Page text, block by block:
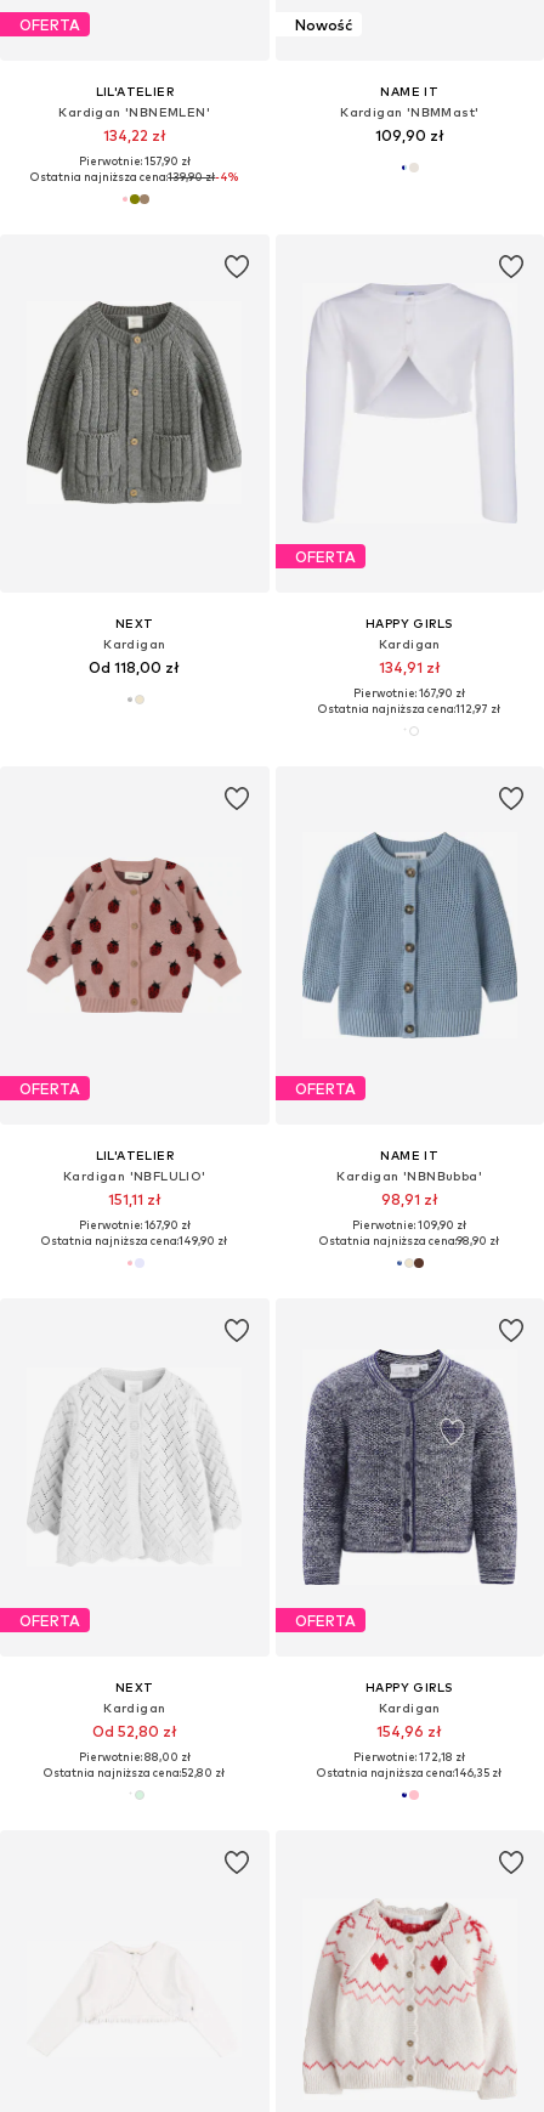
OFERTA
LIL'ATELIER
Kardigan 'NBNEMLEN'
134,22 zł
Pierwotnie: 157,90 zł
Ostatnia najniższa cena:139,90 zł-4%
Nowość
NAME IT
Kardigan 'NBMMast'
109,90 zł
NEXT
Kardigan
Od 118,00 zł
OFERTA
HAPPY GIRLS
Kardigan
134,91 zł
Pierwotnie: 167,90 zł
Ostatnia najniższa cena:112,97 zł
OFERTA
LIL'ATELIER
Kardigan 'NBFLULIO'
151,11 zł
Pierwotnie: 167,90 zł
Ostatnia najniższa cena:149,90 zł
OFERTA
NAME IT
Kardigan 'NBNBubba'
98,91 zł
Pierwotnie: 109,90 zł
Ostatnia najniższa cena:98,90 zł
OFERTA
NEXT
Kardigan
Od 52,80 zł
Pierwotnie: 88,00 zł
Ostatnia najniższa cena:52,80 zł
OFERTA
HAPPY GIRLS
Kardigan
154,96 zł
Pierwotnie: 172,18 zł
Ostatnia najniższa cena:146,35 zł